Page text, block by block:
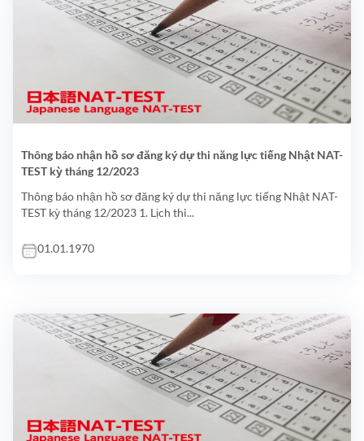
Thông báo nhận hồ sơ đăng ký dự thi năng lực tiếng Nhật NAT-
TEST kỳ tháng 12/2023
Thông báo nhận hồ sơ đăng ký dự thi năng lực tiếng Nhật NAT-
TEST kỳ tháng 12/2023 1. Lịch thi...
01.01.1970